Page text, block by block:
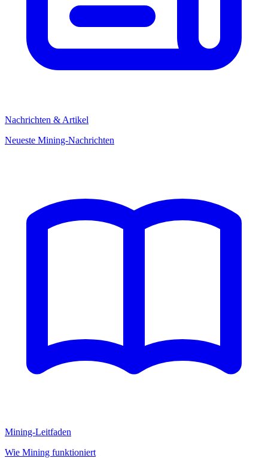
Nachrichten & Artikel
Neueste Mining-Nachrichten
Mining-Leitfaden
Wie Mining funktioniert